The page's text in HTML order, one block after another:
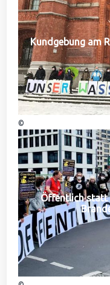
Kundgebung am
©
Öffentlich statt